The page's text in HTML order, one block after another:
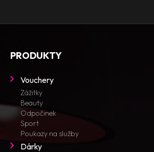
PRODUKTY
Vouchery
Zážitky
Beauty
Odpočinek
Sport
Poukazy na služby
Dárky